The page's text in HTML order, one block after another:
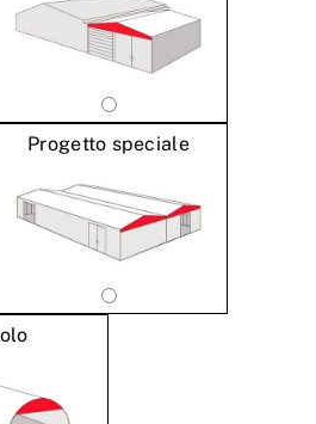
Progetto speciale